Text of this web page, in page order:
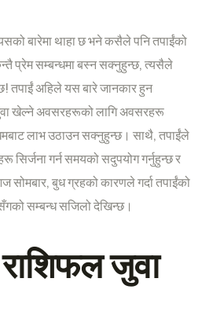
बारेमा थाहा छ भने कसैले पनि तपाईंको
प्रेम सम्बन्धमा बस्न सक्नुहुन्छ, त्यसैले
तपाईं अहिले यस बारे जानकार हुन
खेल्ने अवसरहरूको लागि अवसरहरू
लाभ उठाउन सक्नुहुन्छ। साथै, तपाईंले
सिर्जना गर्न समयको सदुपयोग गर्नुहुन्छ र
बुध ग्रहको कारणले गर्दा तपाईंको
सम्बन्ध सजिलो देखिन्छ।
जुवा